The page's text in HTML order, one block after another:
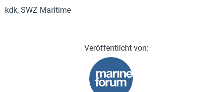
kdk, SWZ Maritime